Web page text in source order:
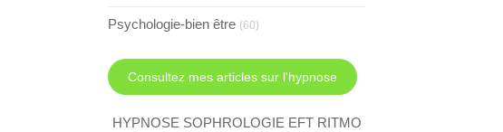
Psychologie-bien être (60)
Consultez mes articles sur l'hypnose
HYPNOSE SOPHROLOGIE EFT RITMO